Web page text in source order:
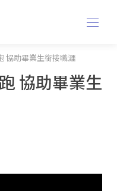
協助畢業生銜接職涯
協助畢業生